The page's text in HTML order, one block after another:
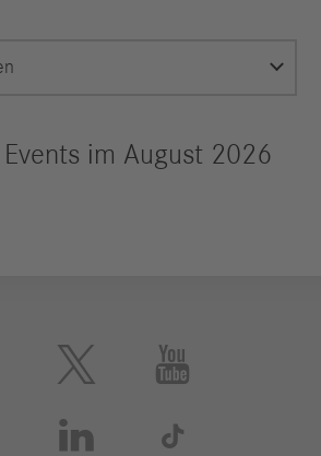
Events im August 2026


 